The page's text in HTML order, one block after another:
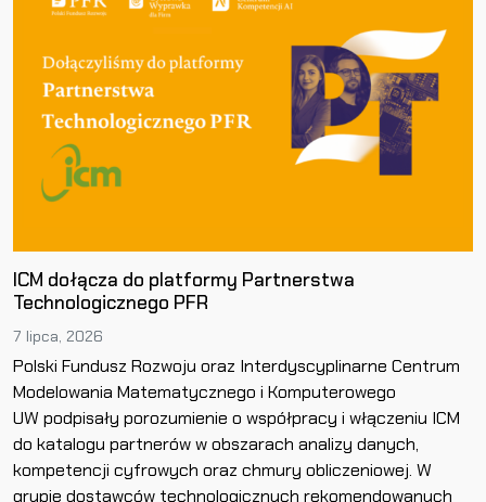
ICM dołącza do platformy Partnerstwa
Technologicznego PFR
7 lipca, 2026
Polski Fundusz Rozwoju oraz Interdyscyplinarne Centrum
Modelowania Matematycznego i Komputerowego
UW podpisały porozumienie o współpracy i włączeniu ICM
do katalogu partnerów w obszarach analizy danych,
kompetencji cyfrowych oraz chmury obliczeniowej. W
grupie dostawców technologicznych rekomendowanych